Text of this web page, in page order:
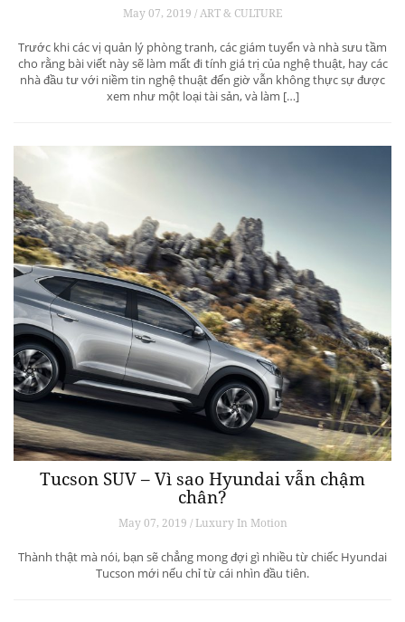
May 07, 2019 / ART & CULTURE
Trước khi các vị quản lý phòng tranh, các giám tuyển và nhà sưu tầm
cho rằng bài viết này sẽ làm mất đi tính giá trị của nghệ thuật, hay các
nhà đầu tư với niềm tin nghệ thuật đến giờ vẫn không thực sự được
xem như một loại tài sản, và làm […]
Tucson SUV – Vì sao Hyundai vẫn chậm
chân?
May 07, 2019 / Luxury In Motion
Thành thật mà nói, bạn sẽ chẳng mong đợi gì nhiều từ chiếc Hyundai
Tucson mới nếu chỉ từ cái nhìn đầu tiên.